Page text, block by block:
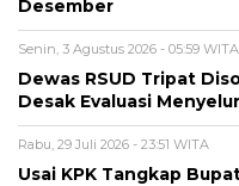
Desember
Senin, 3 Agustus 2026 - 05:59 WITA
Dewas RSUD Tripat
Desak Evaluasi
Rabu, 29 Juli 2026 - 23:51 WITA
Usai KPK Tangkap